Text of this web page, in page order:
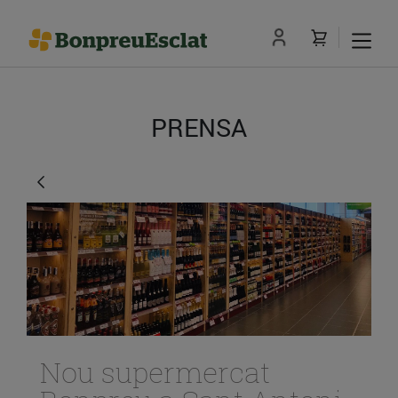
PRENSA
Nou supermercat